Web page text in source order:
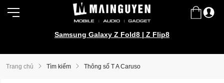
Samsung Galaxy S26 series!
Samsung Galaxy Z Fold8 | Z Flip8
Trang chủ Tìm kiếm Thông số T A Caruso